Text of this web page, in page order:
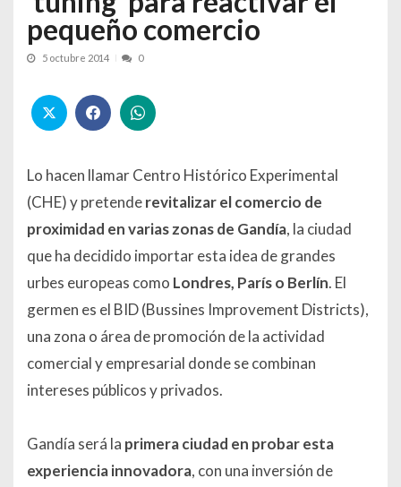
pequeño comercio
5 octubre 2014 0
Lo hacen llamar Centro Histórico Experimental
(CHE) y pretenderevitalizar el comercio de
proximidad en varias zonas de Gandía, la ciudad
que ha decidido importar esta idea de grandes
urbes europeas como Londres, París o Berlín. El
germen es el BID (Bussines Improvement Districts),
una zona o área de promoción de la actividad
comercial y empresarial donde se combinan
intereses públicos y privados.
Gandía será la primera ciudad en probar esta
experiencia innovadora, con una inversión de